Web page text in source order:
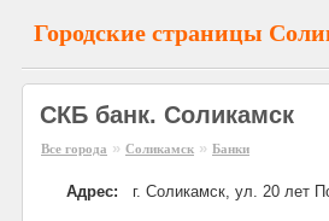
Городские страницы
СКБ банк. Соликамск
Все города » Соликамск » Банки
Адрес: г. Соликамск, ул. 20 лет